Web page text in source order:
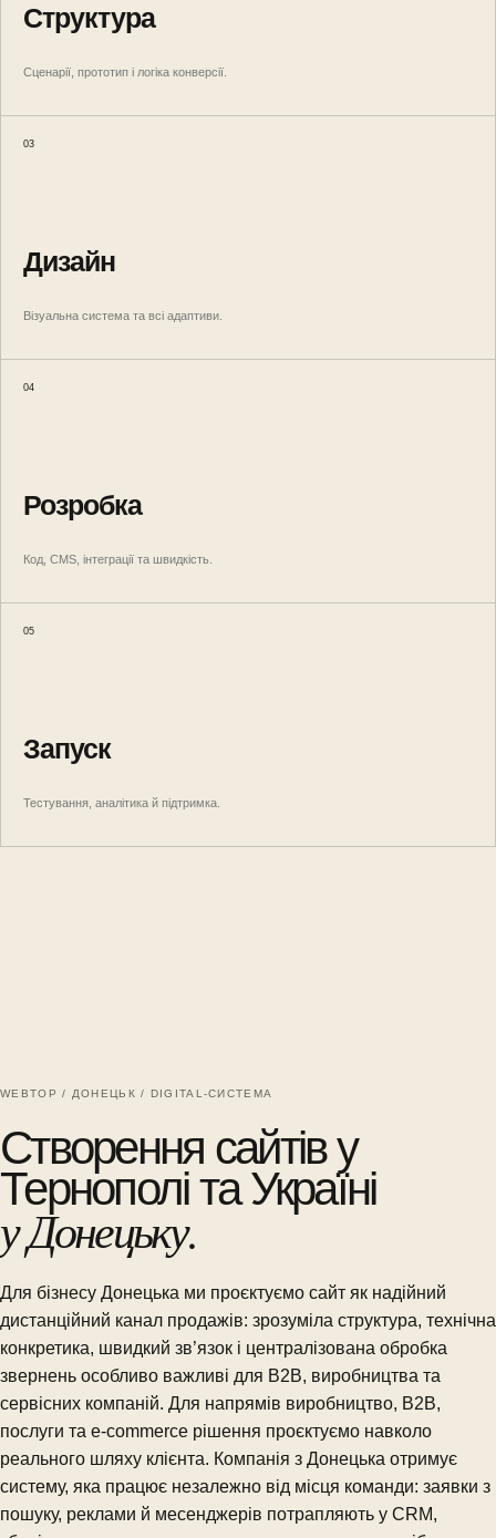
Структура
Сценарії, прототип і логіка конверсії.
03
Дизайн
Візуальна система та всі адаптиви.
04
Розробка
Код, CMS, інтеграції та швидкість.
05
Запуск
Тестування, аналітика й підтримка.
WEBTOP / ДОНЕЦЬК / DIGITAL-СИСТЕМА
Створення сайтів у
Тернополі та Україні
у Донецьку.
Для бізнесу Донецька ми проєктуємо сайт як надійний
дистанційний канал продажів: зрозуміла структура, технічна
конкретика, швидкий зв’язок і централізована обробка
звернень особливо важливі для B2B, виробництва та
сервісних компаній. Для напрямів виробництво, B2B,
послуги та e-commerce рішення проєктуємо навколо
реального шляху клієнта. Компанія з Донецька отримує
систему, яка працює незалежно від місця команди: заявки з
пошуку, реклами й месенджерів потрапляють у CRM,